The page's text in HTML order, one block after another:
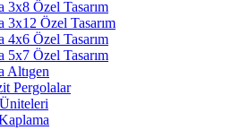
3x8 Özel Tasarım
3x12 Özel Tasarım
4x6 Özel Tasarım
5x7 Özel Tasarım
Altıgen
Pergolalar